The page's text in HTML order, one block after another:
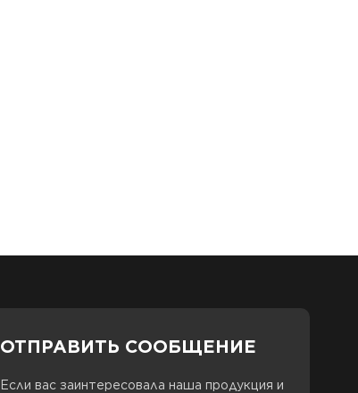
ОТПРАВИТЬ СООБЩЕНИЕ
Если вас заинтересовала наша продукция и